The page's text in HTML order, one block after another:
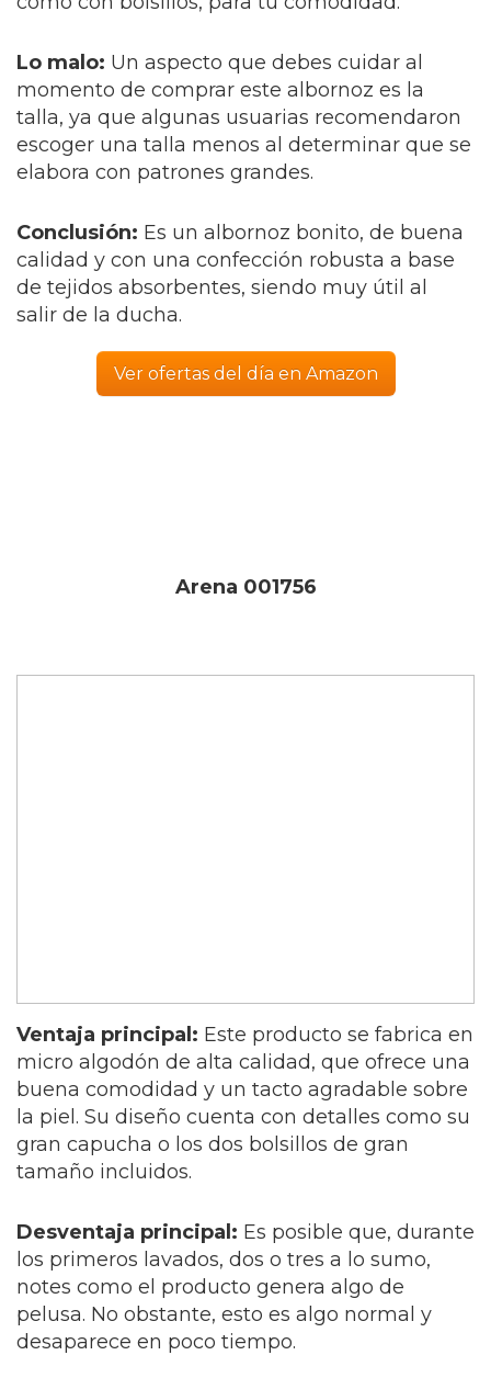
Lo malo: Un aspecto que debes cuidar al
momento de comprar este albornoz es la
talla, ya que algunas usuarias recomendaron
escoger una talla menos al determinar que se
elabora con patrones grandes.
Conclusión: Es un albornoz bonito, de buena
calidad y con una confección robusta a base
de tejidos absorbentes, siendo muy útil al
salir de la ducha.
Ver ofertas del día en Amazon
Arena 001756
Ventaja principal: Este producto se fabrica en
micro algodón de alta calidad, que ofrece una
buena comodidad y un tacto agradable sobre
la piel. Su diseño cuenta con detalles como su
gran capucha o los dos bolsillos de gran
tamaño incluidos.
Desventaja principal : Es posible que, durante
los primeros lavados, dos o tres a lo sumo,
notes como el producto genera algo de
pelusa. No obstante, esto es algo normal y
desaparece en poco tiempo.